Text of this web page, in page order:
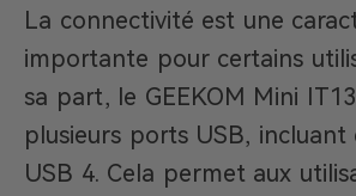
La connectivité est une
importante pour certains
sa part, le GEEKOM Mini
plusieurs ports USB,
USB 4. Cela permet aux